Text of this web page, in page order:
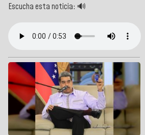
Escucha esta noticia: 🔊